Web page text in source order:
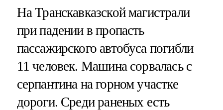
На Транскавказской магистрали
при падении в пропасть
пассажирского автобуса погибли
11 человек. Машина сорвалась с
серпантина на горном участке
дороги. Среди раненых есть